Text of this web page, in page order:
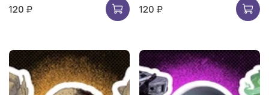
120 ₽
120 ₽